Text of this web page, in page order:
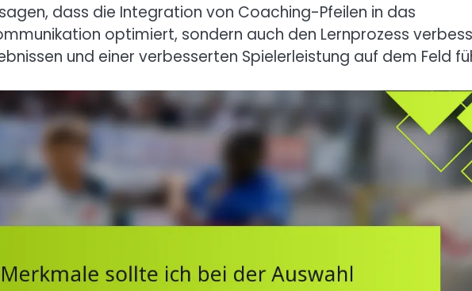
dass die Integration von Coaching-Pfeilen in das
optimiert, sondern auch den Lernprozess
und einer verbesserten Spielerleistung auf dem Feld